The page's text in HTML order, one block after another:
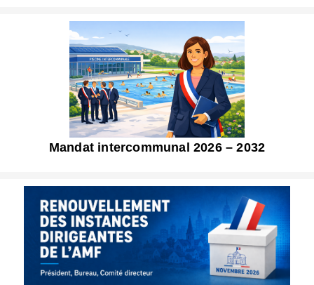
Mandat intercommunal 2026 – 2032